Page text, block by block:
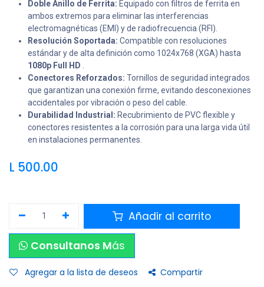
Doble Anillo de Ferrita: Equipado con filtros de ferrita en
ambos extremos para eliminar las interferencias
electromagnéticas (EMI) y de radiofrecuencia (RFI).
Resolución Soportada: Compatible con resoluciones
estándar y de alta definición como 1024x768 (XGA) hasta
1080p Full HD
Conectores Reforzados: Tornillos de seguridad integrados
que garantizan una conexión firme, evitando desconexiones
accidentales por vibración o peso del cable.
Durabilidad Industrial: Recubrimiento de PVC flexible y
conectores resistentes a la corrosión para una larga vida útil
en instalaciones permanentes.
L 500.00
Añadir al carrito
Consultanos Más
Agregar a la lista de deseos Compartir